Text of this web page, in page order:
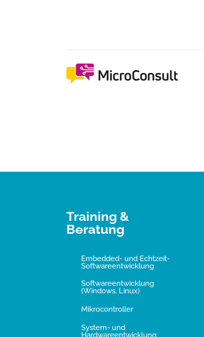
Training &
Beratung
Embedded- und Echtzeit-
Softwareentwicklung
Softwareentwicklung
(Windows, Linux)
Mikrocontroller
System- und